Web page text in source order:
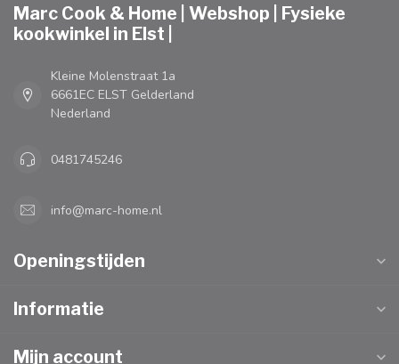
Marc Cook & Home | Webshop | Fysieke
kookwinkel in Elst |
Kleine Molenstraat 1a
6661EC ELST Gelderland
Nederland
0481745246
info@marc-home.nl
Openingstijden
Informatie
Mijn account